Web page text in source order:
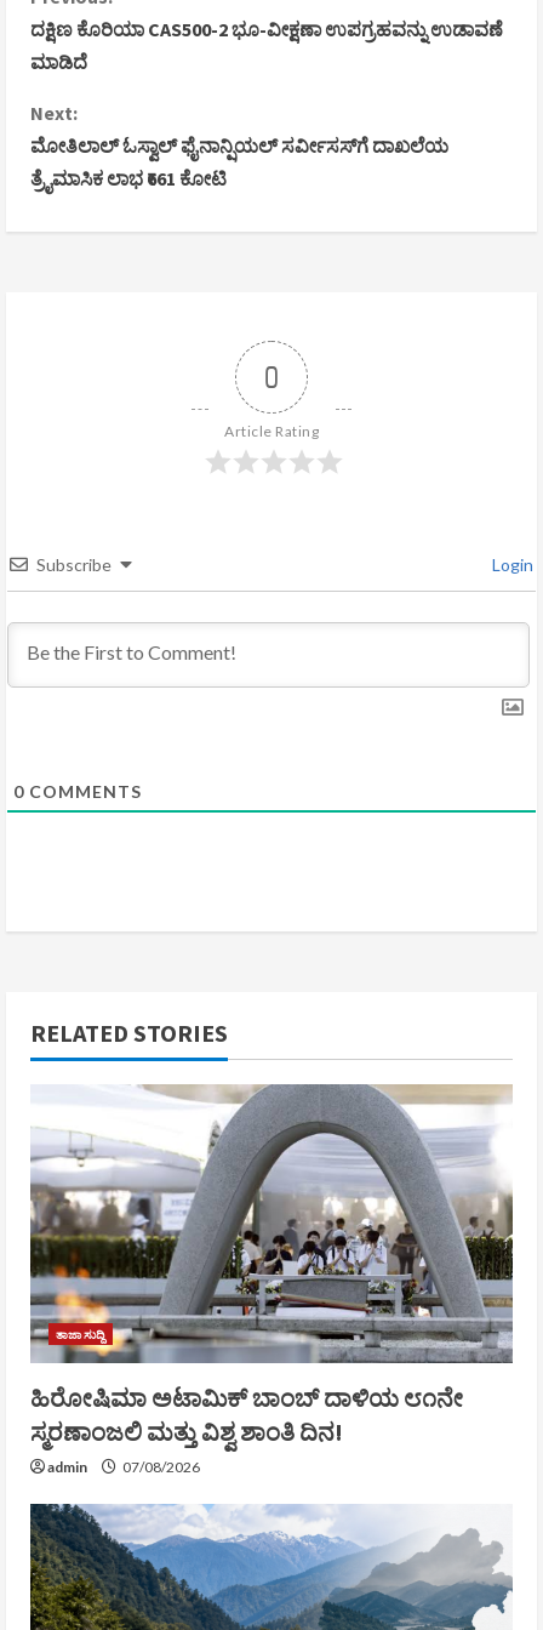
o
n
t
i
d
i
n
ದಕ್ಷಿಣ ಕೊರಿಯಾ CAS500-2 ಭೂ-ವೀಕ್ಷಣಾ ಉಪಗ್ರಹವನ್ನು ಉಡಾವಣೆ
ಮಾಡಿದೆ
Next:
ಮೋತಿಲಾಲ್ ಓಸ್ವಾಲ್ ಫೈನಾನ್ಷಿಯಲ್ ಸರ್ವೀಸಸ್‌ಗೆ ದಾಖಲೆಯ
ತ್ರೈಮಾಸಿಕ ಲಾಭ ₹661 ಕೋಟಿ
0
Article Rating
Subscribe Login
0 COMMENTS
RELATED STORIES
ತಾಜಾ ಸುದ್ದಿ
ಹಿರೋಷಿಮಾ ಅಟಾಮಿಕ್ ಬಾಂಬ್ ದಾಳಿಯ ೮೧ನೇ
ಸ್ಮರಣಾಂಜಲಿ ಮತ್ತು ವಿಶ್ವ ಶಾಂತಿ ದಿನ!
admin 07/08/2026